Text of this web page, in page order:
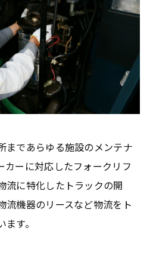
まであらゆる施設のメンテナ
カーに対応したフォークリフ
流に特化したトラックの開
流機器のリースなど物流をト
す。